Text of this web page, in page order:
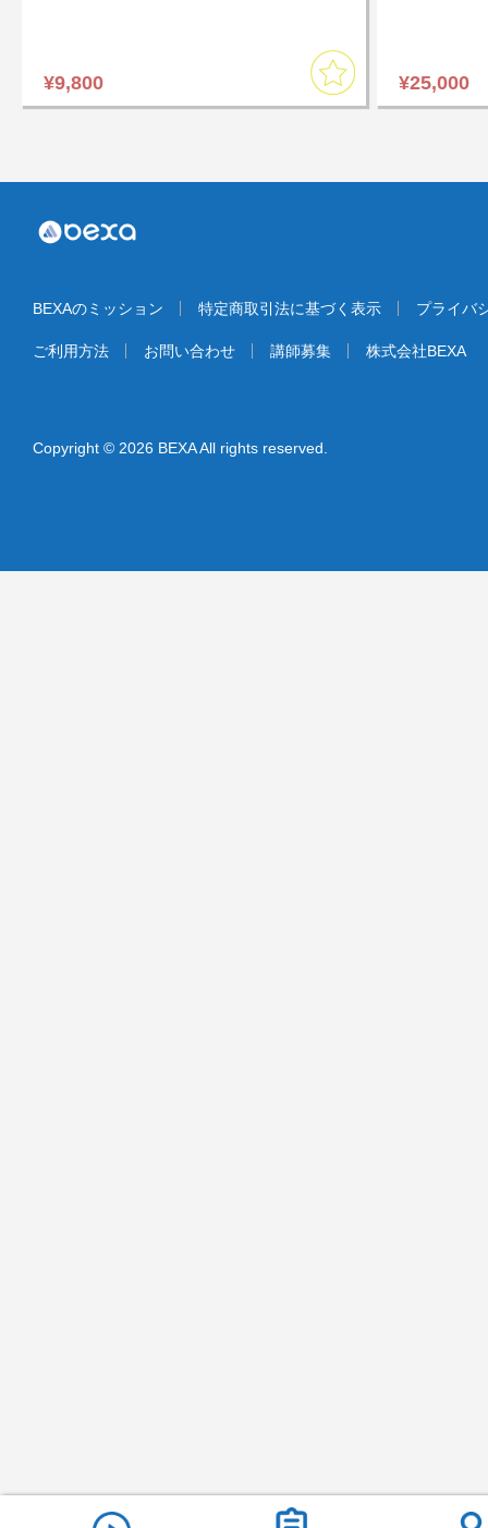
¥9,800 ¥25,000
BEXAのミッション 特定商取引法に基づく表示 プライバ
ご利用方法 お問い合わせ 講師募集 株式会社BEXA
Copyright © 2026 BEXA All rights reserved.